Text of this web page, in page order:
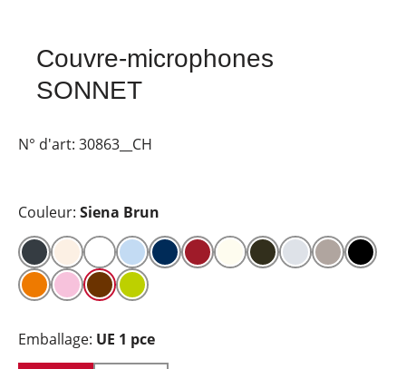
Couvre-microphones
SONNET
N° d'art: 30863__CH
Couleur: Siena Brun
Emballage: UE 1 pce